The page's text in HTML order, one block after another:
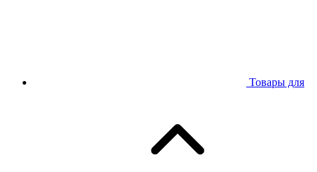
Товары для